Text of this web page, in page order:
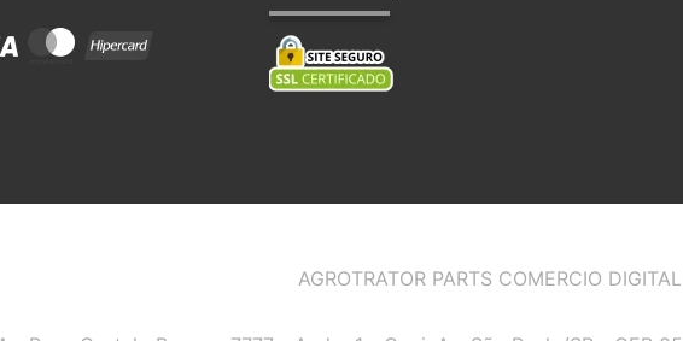
AGROTRATOR PARTS COMERCIO